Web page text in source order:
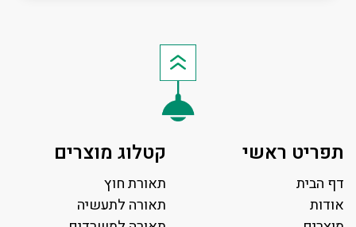
תפריט ראשי
דף הבית
אודות
קטלוג מוצרים
תאורת חוץ
תאורה לתעשיה